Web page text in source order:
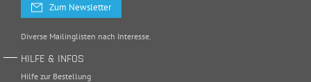
Zum Newsletter
Diverse Mailinglisten nach Interesse.
HILFE & INFOS
Hilfe zur Bestellung